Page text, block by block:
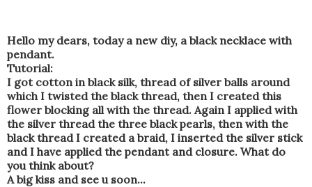
Hello my dears, today a new diy, a black necklace with
pendant.
Tutorial:
I got cotton in black silk, thread of silver balls around
which I twisted the black thread, then I created this
flower blocking all with the thread. Again I applied with
the silver thread the three black pearls, then with the
black thread I created a braid, I inserted the silver stick
and I have applied the pendant and closure. What do
you think about?
A big kiss and see u soon...